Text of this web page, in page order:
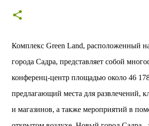
территории бывшей пехотной
исторический контекст. Комплекс
— социального назначения, общая
м²) и «Opale & Sens» (38 квартир,
113 жилых единиц спроектированы
строгих норм пожарной
Комплекс Green Land, расположенный
города Садра, представляет собой
конференц-центр площадью около 46
предлагающий места для развлечений,
и магазинов, а также мероприятий в